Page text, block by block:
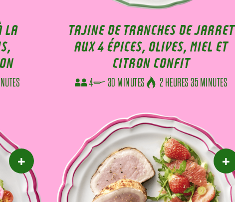
LA TAJINE DE TRANCHES DE JARRET
AUX 4 ÉPICES, OLIVES, MIEL ET
CITRON CONFIT
4 30 MINUTES 2 HEURES 35 MINUTES